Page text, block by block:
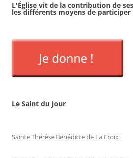
L'Église vit de la contribution de
les différents moyens de participer
Le Saint du Jour
Sainte Thérèse Bénédicte de La Croix